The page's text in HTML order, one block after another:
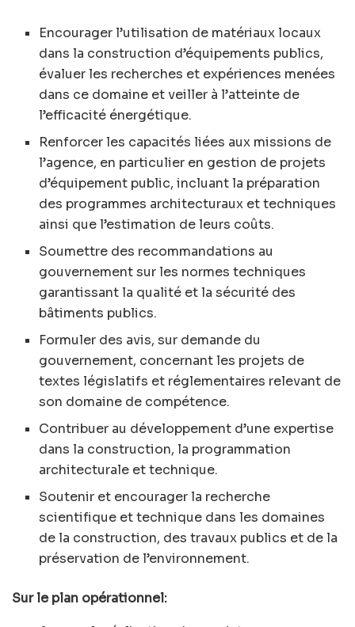
Encourager l’utilisation de matériaux locaux
dans la construction d’équipements publics,
évaluer les recherches et expériences menées
dans ce domaine et veiller à l’atteinte de
l’efficacité énergétique.
Renforcer les capacités liées aux missions de
l’agence, en particulier en gestion de projets
d’équipement public, incluant la préparation
des programmes architecturaux et techniques
ainsi que l’estimation de leurs coûts.
Soumettre des recommandations au
gouvernement sur les normes techniques
garantissant la qualité et la sécurité des
bâtiments publics.
Formuler des avis, sur demande du
gouvernement, concernant les projets de
textes législatifs et réglementaires relevant de
son domaine de compétence.
Contribuer au développement d’une expertise
dans la construction, la programmation
architecturale et technique.
Soutenir et encourager la recherche
scientifique et technique dans les domaines
de la construction, des travaux publics et de la
préservation de l’environnement.
Sur le plan opérationnel: